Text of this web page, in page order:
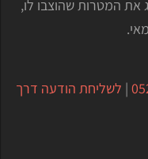
את המטרות שהוצבו לו,
| לשליחת הודעה דרך